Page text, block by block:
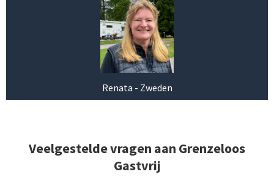
Renata - Zweden
Veelgestelde vragen aan Grenzeloos
Gastvrij